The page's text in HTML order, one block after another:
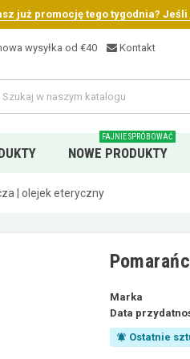
już promocję tego tygodnia?
wysyłka od €40 Kontakt
NOWE PRODUKTY
FAJNIE SPRÓBOWAĆ
| olejek eteryczny
Marka
Data
notifications_active Ostatnie